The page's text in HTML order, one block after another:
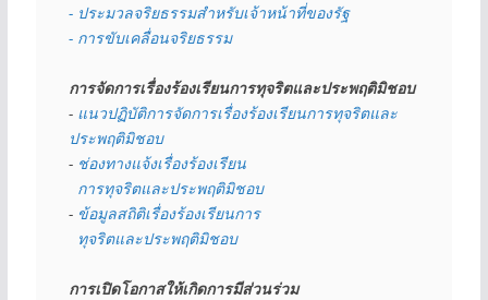
- ประมวลจริยธรรมสำหรับเจ้าหน้าที่ของรัฐ
- การขับเคลื่อนจริยธรรม
การจัดการเรื่องร้องเรียนการทุจริตและประพฤติมิชอบ
- แนวปฏิบัติการจัดการเรื่องร้องเรียนการทุจริตและ
ประพฤติมิชอบ
- ช่องทางแจ้งเรื่องร้องเรียน
  การทุจริตและประพฤติมิชอบ
- ข้อมูลสถิติเรื่องร้องเรียนการ
  ทุจริตและประพฤติมิชอบ
การเปิดโอกาสให้เกิดการมีส่วนร่วม